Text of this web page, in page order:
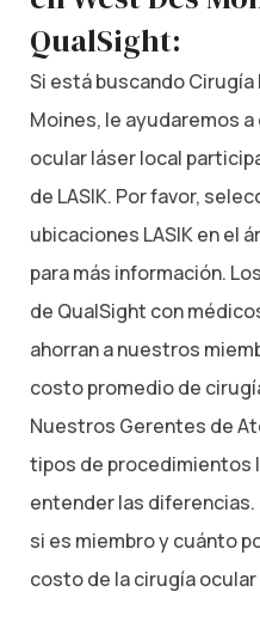
QualSight:
Si está buscando Cirugía
Moines, le ayudaremos
ocular láser local
de LASIK. Por favor,
ubicaciones LASIK en el
para más información.
de QualSight con
ahorran a nuestros
costo promedio de
Nuestros Gerentes de
tipos de procedimientos
entender las diferencias.
si es miembro y cuánto
costo de la cirugía ocular